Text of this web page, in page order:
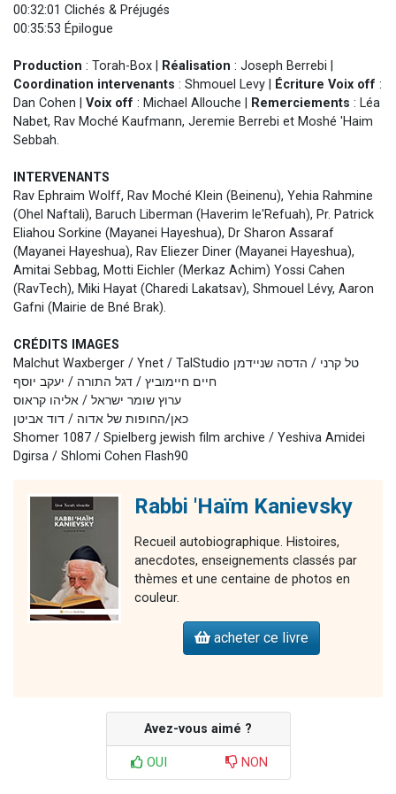
00:32:01 Clichés & Préjugés
00:35:53 Épilogue
Production : Torah-Box | Réalisation : Joseph Berrebi |
Coordination intervenants : Shmouel Levy | Écriture Voix off :
Dan Cohen | Voix off : Michael Allouche | Remerciements : Léa
Nabet, Rav Moché Kaufmann, Jeremie Berrebi et Moshé 'Haim
Sebbah.
INTERVENANTS
Rav Ephraim Wolff, Rav Moché Klein (Beinenu), Yehia Rahmine
(Ohel Naftali), Baruch Liberman (Haverim le'Refuah), Pr. Patrick
Eliahou Sorkine (Mayanei Hayeshua), Dr Sharon Assaraf
(Mayanei Hayeshua), Rav Eliezer Diner (Mayanei Hayeshua),
Amitai Sebbag, Motti Eichler (Merkaz Achim) Yossi Cahen
(RavTech), Miki Hayat (Charedi Lakatsav), Shmouel Lévy, Aaron
Gafni (Mairie de Bné Brak).
CRÉDITS IMAGES
Malchut Waxberger / Ynet / TalStudio טל קרני / הדסה שניידמן
חיים חיימוביץ / דגל התורה / יעקב יוסף
ערוץ שומר ישראל / אליהו קראוס
כאן/החופות של אדוה / דוד אביטן
Shomer 1087 / Spielberg jewish film archive / Yeshiva Amidei
Dgirsa / Shlomi Cohen Flash90
Rabbi 'Haïm Kanievsky
Recueil autobiographique. Histoires,
anecdotes, enseignements classés par
thèmes et une centaine de photos en
couleur.
acheter ce livre
Avez-vous aimé ?
OUI NON